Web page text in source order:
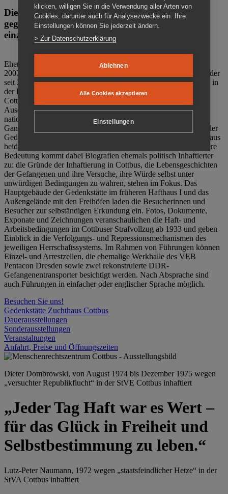
Die Gedenkstätte Zuchthaus Cottbus ist ein Ort
gegen das Vergessen. Anschaulich, nah und
einzigartig.
Ehemalige politische Häftlinge der DDR gründeten im Oktober
2007 den Verein Menschenrechtszentrum Cottbus e. V. (MRZ), der
seit 2011 Eigentümer des ehemaligen Gefängnisses (1860-2002) in
der Bautzener Straße und Träger der Gedenkstätte Zuchthaus
Cottbus ist. Im Zentrum der Arbeit der Gedenkstätte steht die
Auseinandersetzung mit politischem Unrecht während der
nationalsozialistischen Terrorherrschaft und der SED-Diktatur.
Ganzjährig zeigen mehrere Dauer- und Sonderausstellungen in der
Gedenkstätte Zuchthaus Cottbus Beispiele politischen Unrechts aus
beiden deutschen Diktaturen des 20. Jahrhunderts. Eine besondere
Bedeutung kommt dabei Biografien ehemals politisch Inhaftierter
zu: die Gründe der Inhaftierung in Cottbus, die Lebensgeschichten
der Gefangenen und ihre Versuche, ihre Würde selbst unter
unwürdigen Bedingungen zu wahren, stehen im Fokus. Das
Hauptgebäude der Gedenkstätte im früheren Hafthaus I und das
Außengelände mit den Freihöfen laden die Besucherinnen und
Besucher zur selbständigen Erkundung ein. Fotos, Dokumente,
Exponate und Zeichnungen veranschaulichen die Haft- und
Arbeitsbedingungen im Cottbuser Strafvollzug ab 1933 und geben
Einblick in die Verfolgungs- und Repressionsmechanismen des
jeweiligen Herrschaftssystems. Im Rahmen von Führungen können
Einzel- und Arrestzellen, die ehemalige Werkhalle des VEB
Pentacon Dresden sowie zwei rekonstruierte DDR-
Gefangenentransporter besichtigt werden. Nach Absprache sind
auch Führungen in einfacher oder englischer Sprache möglich.
Besuchen Sie uns!
Gedenkstätte Zuchthaus Cottbus
Dauerausstellungen
Sonderausstellungen
Veranstaltungen
Anfahrt, Preise und Öffnungszeiten
Dieter Dombrowski, von August 1974 bis Dezember 1975 wegen
„versuchter Republikflucht“ in der StVE Cottbus inhaftiert
„Jeder Tag Haft war es Wert –
für das Glück in Freiheit und
Selbstbestimmung zu leben.“
Lutz-Peter Naumann, 1972 wegen „staatsfeindlicher Hetze“ in der
StVA Cottbus inhaftiert
klicken, willigen Sie in die Verwendung aller Arten von
Cookies, darunter auch für Analysezwecke ein. Ihre
Einstellungen können Sie jederzeit ändern.
> Zur Datenschutzerklärung
Ablehnen
Alle Cookies akzeptieren
Einstellungen